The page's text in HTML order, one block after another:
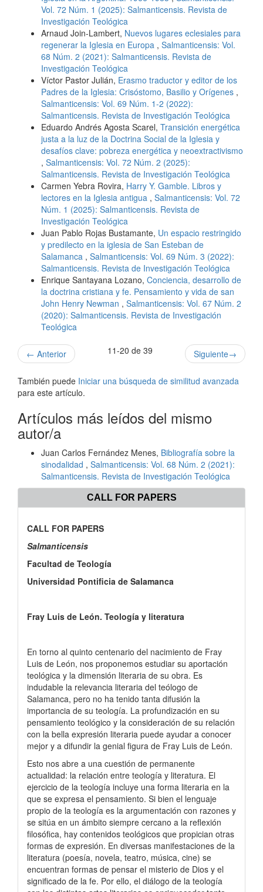
Vol. 72 Núm. 1 (2025): Salmanticensis. Revista de
Investigación Teológica
Arnaud Join-Lambert, Nuevos lugares eclesiales para
regenerar la Iglesia en Europa , Salmanticensis: Vol.
68 Núm. 2 (2021): Salmanticensis. Revista de
Investigación Teológica
Víctor Pastor Julián, Erasmo traductor y editor de los
Padres de la Iglesia: Crisóstomo, Basilio y Orígenes ,
Salmanticensis: Vol. 69 Núm. 1-2 (2022):
Salmanticensis. Revista de Investigación Teológica
Eduardo Andrés Agosta Scarel, Transición energética
justa a la luz de la Doctrina Social de la Iglesia y
desafíos clave: pobreza energética y neoextractivismo
, Salmanticensis: Vol. 72 Núm. 2 (2025):
Salmanticensis. Revista de Investigación Teológica
Carmen Yebra Rovira, Harry Y. Gamble. Libros y
lectores en la Iglesia antigua , Salmanticensis: Vol. 72
Núm. 1 (2025): Salmanticensis. Revista de
Investigación Teológica
Juan Pablo Rojas Bustamante, Un espacio restringido
y predilecto en la iglesia de San Esteban de
Salamanca , Salmanticensis: Vol. 69 Núm. 3 (2022):
Salmanticensis. Revista de Investigación Teológica
Enrique Santayana Lozano, Conciencia, desarrollo de
la doctrina cristiana y fe. Pensamiento y vida de san
John Henry Newman , Salmanticensis: Vol. 67 Núm. 2
(2020): Salmanticensis. Revista de Investigación
Teológica
← Anterior 11-20 de 39 Siguiente→
También puede Iniciar una búsqueda de similitud avanzada
para este artículo.
Artículos más leídos del mismo
autor/a
Juan Carlos Fernández Menes, Bibliografía sobre la
sinodalidad , Salmanticensis: Vol. 68 Núm. 2 (2021):
Salmanticensis. Revista de Investigación Teológica
CALL FOR PAPERS
CALL FOR PAPERS
Salmanticensis
Facultad de Teología
Universidad Pontificia de Salamanca
Fray Luis de León. Teología y literatura
En torno al quinto centenario del nacimiento de Fray
Luis de León, nos proponemos estudiar su aportación
teológica y la dimensión literaria de su obra. Es
indudable la relevancia literaria del teólogo de
Salamanca, pero no ha tenido tanta difusión la
importancia de su teología. La profundización en su
pensamiento teológico y la consideración de su relación
con la bella expresión literaria puede ayudar a conocer
mejor y a difundir la genial figura de Fray Luis de León.
Esto nos abre a una cuestión de permanente
actualidad: la relación entre teología y literatura. El
ejercicio de la teología incluye una forma literaria en la
que se expresa el pensamiento. Si bien el lenguaje
propio de la teología es la argumentación con razones y
se sitúa en un ámbito siempre cercano a la reflexión
filosófica, hay contenidos teológicos que propician otras
formas de expresión. En diversas manifestaciones de la
literatura (poesía, novela, teatro, música, cine) se
encuentran formas de pensar el misterio de Dios y el
significado de la fe. Por ello, el diálogo de la teología